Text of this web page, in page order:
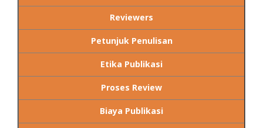
Reviewers
Petunjuk Penulisan
Etika Publikasi
Proses Review
Biaya Publikasi